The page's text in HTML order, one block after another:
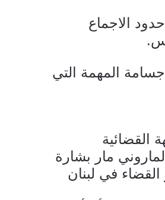
الاجماع
جسامة المهمة التي
القضائية
مار بشارة
في لبنان